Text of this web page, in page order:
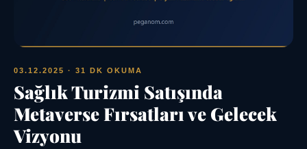
03.12.2025 · 31 DK OKUMA
Sağlık Turizmi Satışında
Metaverse Fırsatları ve Gelecek
Vizyonu